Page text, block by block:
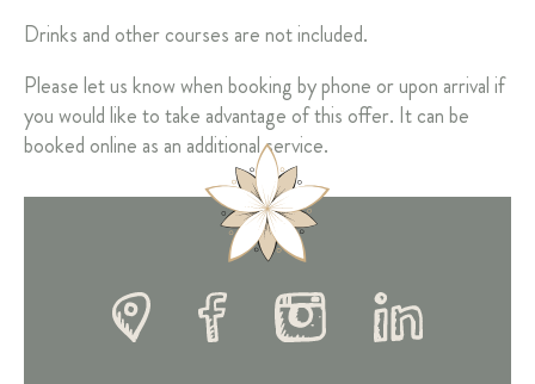
Drinks and other courses are not included.
Please let us know when booking by phone or upon arrival if
you would like to take advantage of this offer. It can be
booked online as an additional service.